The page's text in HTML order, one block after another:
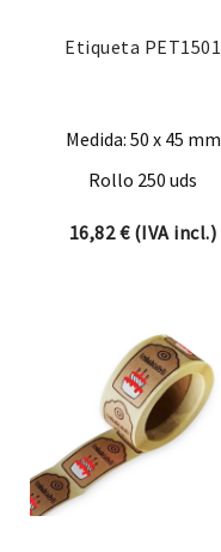
Etiqueta PET1501
Medida: 50 x 45 mm
Rollo 250 uds
16,82€(IVA incl.)